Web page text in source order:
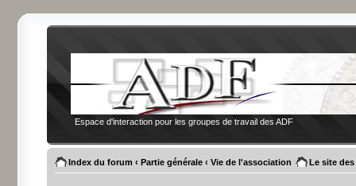
Espace d'interaction pour les groupes de travail des ADF
Index du forum ‹ Partie générale ‹ Vie de l'association Le site